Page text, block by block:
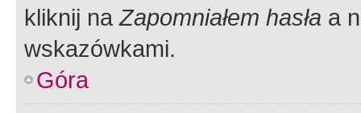
kliknij naZapomniałem hasła a
wskazówkami.
Góra